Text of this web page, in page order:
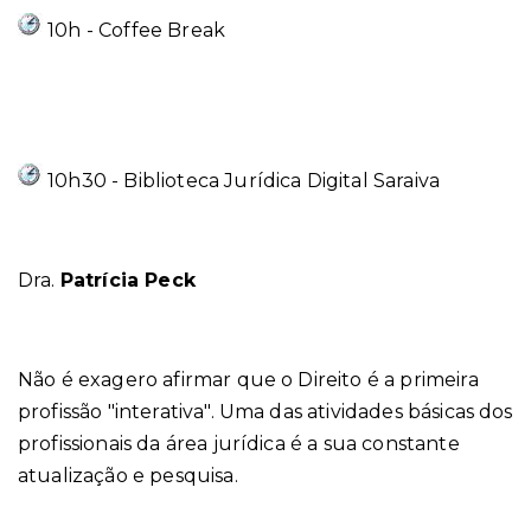
10h - Coffee Break
10h30 - Biblioteca Jurídica Digital Saraiva
Dra. Patrícia Peck
Não é exagero afirmar que o Direito é a primeira
profissão "interativa". Uma das atividades básicas dos
profissionais da área jurídica é a sua constante
atualização e pesquisa.